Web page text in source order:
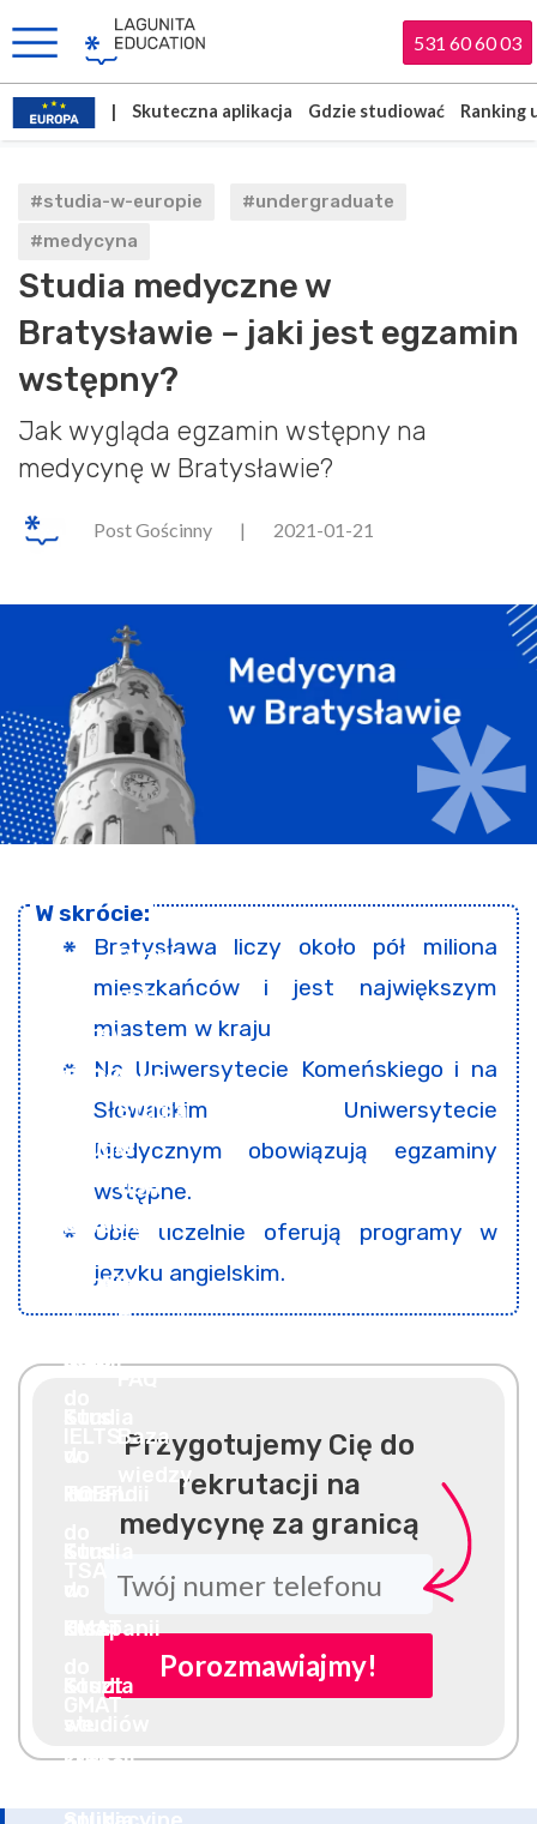
531 60 60 03
| Skuteczna aplikacja Gdzie studiować Ranking
#studia-w-europie
#undergraduate
#medycyna
Studia medyczne w
Bratysławie – jaki jest egzamin
wstępny?
Jak wygląda egzamin wstępny na
medycynę w Bratysławie?
Post Gościnny | 2021-01-21
Bratysława liczy około pół miliona
mieszkańców i jest największym
miastem w kraju
Na Uniwersytecie Komeńskiego i na
Słowackim Uniwersytecie
Medycznym obowiązują egzaminy
wstępne.
Obie uczelnie oferują programy w
języku angielskim.
Przygotujemy Cię do
rekrutacji na
medycynę za granicą
Porozmawiajmy!